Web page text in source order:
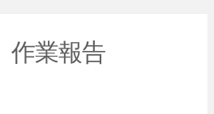
作業報告